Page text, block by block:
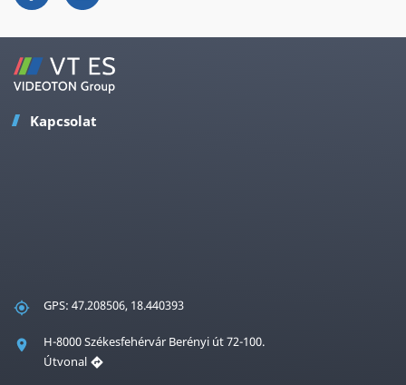
Kapcsolat
GPS: 47.208506, 18.440393
H-8000 Székesfehérvár Berényi út 72-100.
Útvonal